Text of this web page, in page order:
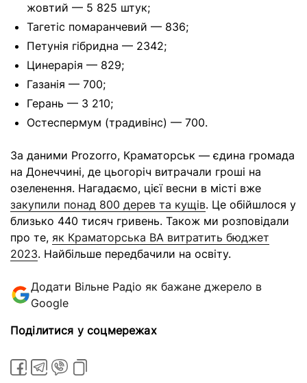
жовтий — 5 825 штук;
Тагетіс помаранчевий — 836;
Петунія гібридна — 2342;
Цинерарія — 829;
Газанія — 700;
Герань — 3 210;
Остеспермум (традивінс) — 700.
За даними Prozorro, Краматорськ — єдина громада
на Донеччині, де цьогоріч витрачали гроші на
озеленення. Нагадаємо, цієї весни в місті вже
закупили понад 800 дерев та кущів. Це обійшлося у
близько 440 тисяч гривень. Також ми розповідали
про те, як Краматорська ВА витратить бюджет
2023. Найбільше передбачили на освіту.
Додати Вільне Радіо як бажане джерело в
Google
Поділитися у соцмережах